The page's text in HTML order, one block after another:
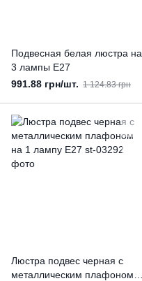
Подвесная белая люстра на
3 лампы Е27
991.88 грн/шт. 1 124.83 грн
Люстра подвес черная с
металлическим плафоном